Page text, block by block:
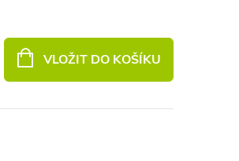
VLOŽIT DO KOŠÍKU